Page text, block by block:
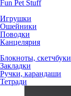
Fun Pet Stuff
Игрушки
Ошейники
Поводки
Канцелярия
Блокноты, скетчбуки
Закладки
Ручки, карандаши
Тетради